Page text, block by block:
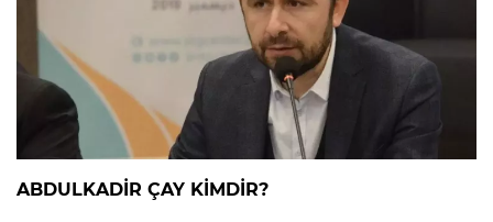
ABDULKADİR ÇAY KİMDİR?